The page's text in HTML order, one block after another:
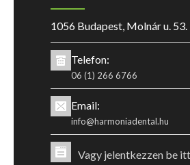
1056 Budapest, Molnár u. 53.
Telefon:
06 (1) 266 6766
Email:
info@harmoniadental.hu
Vagy jelentkezzen be